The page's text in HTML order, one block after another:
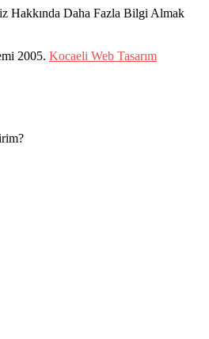
Hakkında Daha Fazla Bilgi Almak
2005. Kocaeli Web Tasarım